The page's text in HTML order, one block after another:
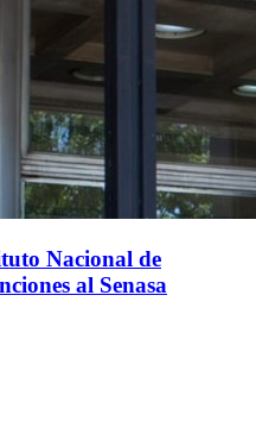
Nacional de
al Senasa